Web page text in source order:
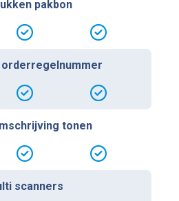
pakbon
orderregelnummer
tonen
scanners